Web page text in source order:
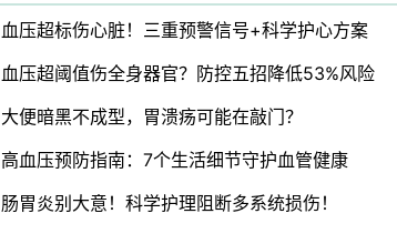
血压超标伤心脏！三重预警信号+科学护心方案
血压超阈值伤全身器官？防控五招降低53%风险
大便暗黑不成型，胃溃疡可能在敲门？
高血压预防指南：7个生活细节守护血管健康
肠胃炎别大意！科学护理阻断多系统损伤！